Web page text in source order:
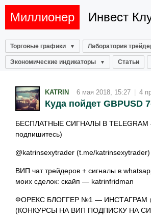
Миллионер Инвест
Торговые графики Лаборатория
Экономические индикаторы Статьи
KATRIN 6 мая 2018, 15:27 | 4
Куда пойдет GBPUSD
БЕСПЛАТНЫЕ СИГНАЛЫ В
подпишитесь)
@katrinsexytrader (t.me/katrinsexytrader)
ВИП чат трейдеров + сигналы в
моих сделок: скайп — katrinfridman
ФОРЕКС БЛОГГЕР №1 — ИНСТАГРАМ
(КОНКУРСЫ НА ВИП ПОДПИСКУ НА